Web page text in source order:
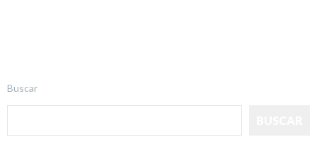
Buscar